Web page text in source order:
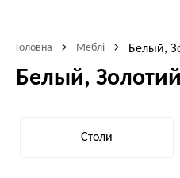
Головна Меблі Белый,
Белый,
Столи